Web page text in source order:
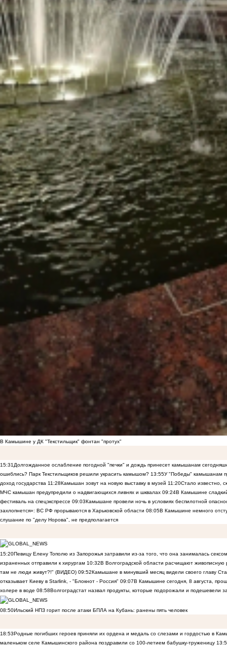
В Камышине у ДК "Текстильщик" фонтан "протух"
15:31 Долгожданное ослабление погодной "печки" и дождь принесет камышанам
ошиблись? Парк Текстильщиков решили украсить камышом? 13:55У "Победы" камышанам
доход государства 11:28Камышан зовут на новую выставку в музей 11:20Стало известно,
МЧС камышан предупредили о надвигающихся ливнях и шквалах 09:24В Камышине
фестиваль на спецэкспрессе 09:03Камышане провели ночь в условиях беспилотной
захлопнется»: ВС РФ прорываются в Харьковской области 08:05В Камышине немного
слушание по "делу Норова", не предполагается
15:20Певицу Елену Тополю из Запорожья затравили из-за того, что она занималась
израненных отправили к хирургам 10:32В Волгоградской области расчищают
там не люди живут?!" (ВИДЕО) 09:52Камышане в минувший месяц видели своего главу
отказывает Киеву в Starlink, - "Блокнот - Россия" 09:07В Камышине сегодня, 8 августа,
холере в воде 08:58Волгоградстат назвал продукты, которые подорожали и подешевели
08:50Ильский НПЗ горит после атаки БПЛА на Кубань: ранены пять человек
18:53Родные погибших героев приняли их ордена и медаль со слезами и гордостью в
маленьком селе Камышинского района поздравили со 100-летием бабушку-труженицу